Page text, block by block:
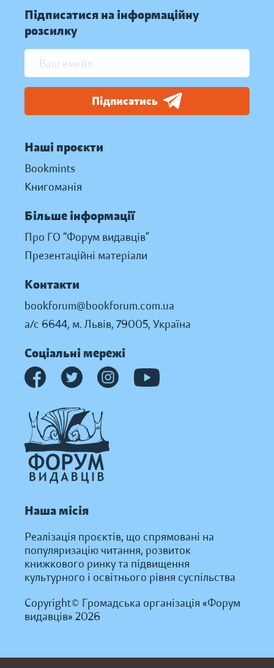
Підписатися на інформаційну
розсилку
Підписатись
Наші проєкти
Bookmints
Книгоманія
Більше інформації
Про ГО “Форум видавців”
Презентаційні матеріали
Контакти
bookforum@bookforum.com.ua
а/с 6644, м. Львів, 79005, Україна
Соціальні мережі
Наша місія
Реалізація проєктів, що спрямовані на
популяризацію читання, розвиток
книжкового ринку та підвищення
культурного і освітнього рівня суспільства
Copyright© Громадська організація «Форум
видавців» 2026